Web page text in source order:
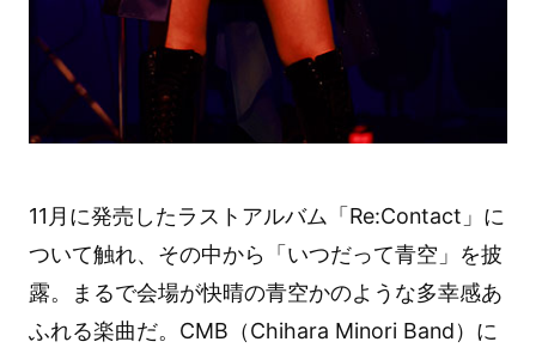
11月に発売したラストアルバム「Re:Contact」に
ついて触れ、その中から「いつだって青空」を披
露。まるで会場が快晴の青空かのような多幸感あ
ふれる楽曲だ。CMB（Chihara Minori Band）に